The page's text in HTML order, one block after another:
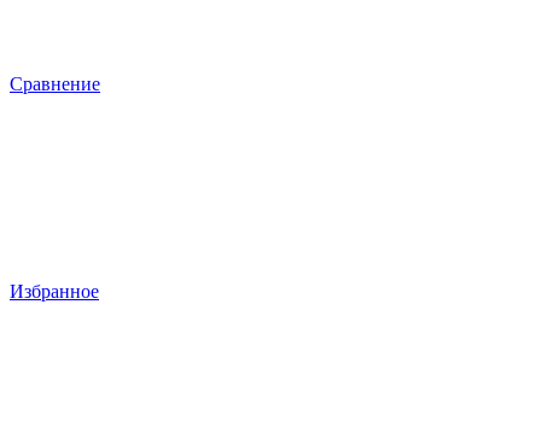
Сравнение
Избранное